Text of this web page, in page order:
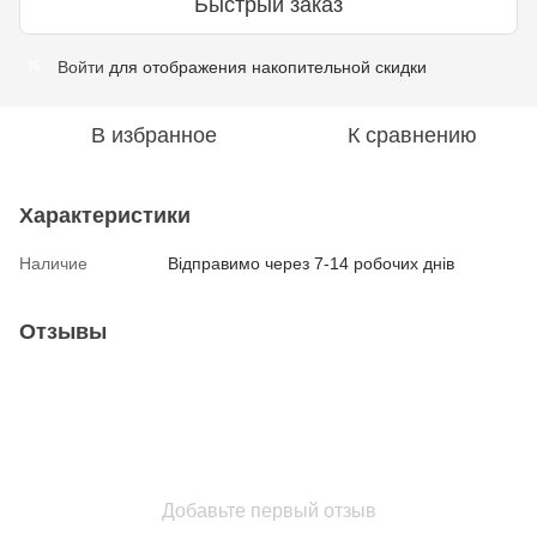
Быстрый заказ
Войти для отображения накопительной скидки
В избранное К сравнению
Характеристики
Наличие Відправимо через 7-14 робочих днів
Отзывы
Добавьте первый отзыв